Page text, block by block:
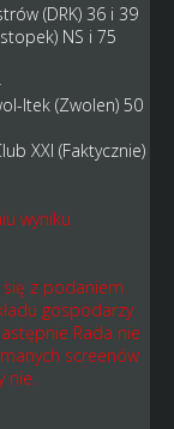
(DRK) 36 i 39
NS i 75
ltek (Zwolen) 50
XXI (Faktycznie)
wyniku
się z podaniem
gospodarzy
Rada nie
screenów
nie.